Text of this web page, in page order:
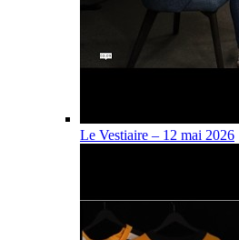
Le Vestiaire – 12 mai 2026